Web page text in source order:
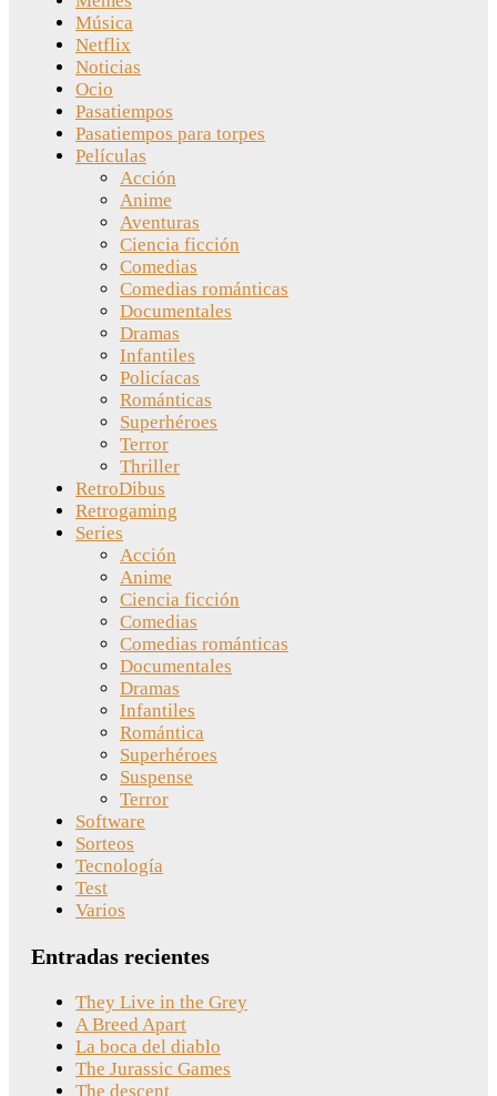
Música
Netflix
Noticias
Ocio
Pasatiempos
Pasatiempos para torpes
Películas
Acción
Anime
Aventuras
Ciencia ficción
Comedias
Comedias románticas
Documentales
Dramas
Infantiles
Policíacas
Románticas
Superhéroes
Terror
Thriller
RetroDibus
Retrogaming
Series
Acción
Anime
Ciencia ficción
Comedias
Comedias románticas
Documentales
Dramas
Infantiles
Romántica
Superhéroes
Suspense
Terror
Software
Sorteos
Tecnología
Test
Varios
Entradas recientes
They Live in the Grey
A Breed Apart
La boca del diablo
The Jurassic Games
The descent